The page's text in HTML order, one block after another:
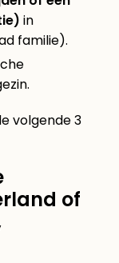
in
familie).
volgende 3
of